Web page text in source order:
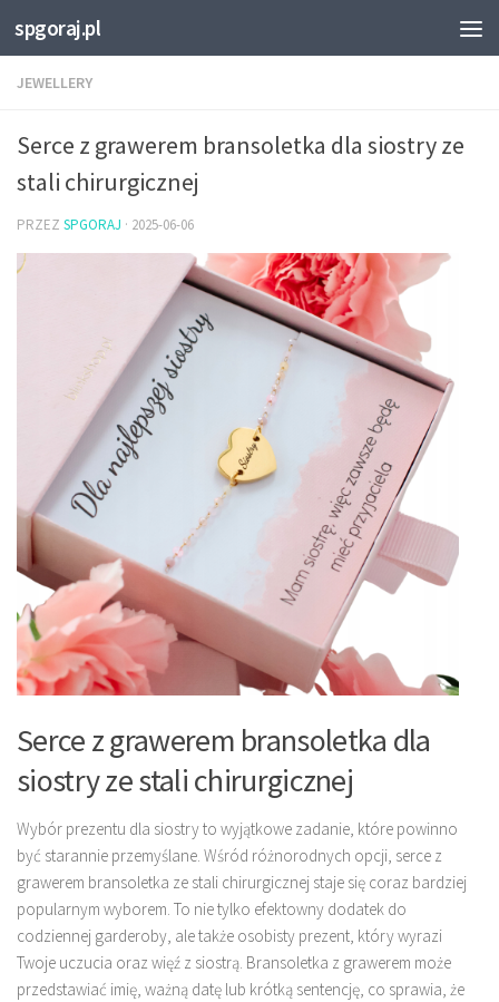
Przejdź do treści
spgoraj.pl
JEWELLERY
Serce z grawerem bransoletka dla siostry ze
stali chirurgicznej
PRZEZ SPGORAJ · 2025-06-06
Serce z grawerem bransoletka dla
siostry ze stali chirurgicznej
Wybór prezentu dla siostry to wyjątkowe zadanie, które powinno
być starannie przemyślane. Wśród różnorodnych opcji, serce z
grawerem bransoletka ze stali chirurgicznej staje się coraz bardziej
popularnym wyborem. To nie tylko efektowny dodatek do
codziennej garderoby, ale także osobisty prezent, który wyrazi
Twoje uczucia oraz więź z siostrą. Bransoletka z grawerem może
przedstawiać imię, ważną datę lub krótką sentencję, co sprawia, że